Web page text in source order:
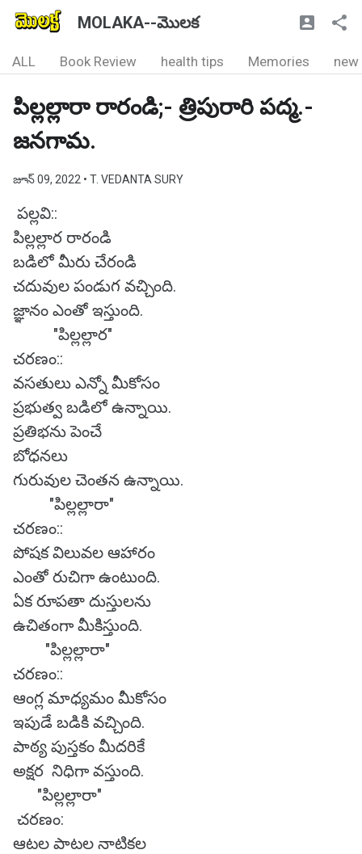
MOLAKA--మొలక
ALL Book Review health tips Memories new
పిల్లల్లారా రారండి;- త్రిపురారి పద్మ.-
జనగామ.
జూన్ 09, 2022 • T. VEDANTA SURY
పల్లవి::
పిల్లల్లార రారండి
బడిలో మీరు చేరండి
చదువుల పండుగ వచ్చింది.
జ్ఞానం ఎంతో ఇస్తుంది.
"పిల్లల్లార"
చరణం::
వసతులు ఎన్నో మీకోసం
ప్రభుత్వ బడిలో ఉన్నాయి.
ప్రతిభను పెంచే
బోధనలు
గురువుల చెంతన ఉన్నాయి.
"పిల్లల్లారా"
చరణం::
పోషక విలువల ఆహారం
ఎంతో రుచిగా ఉంటుంది.
ఏక రూపతా దుస్తులను
ఉచితంగా మీకిస్తుంది.
"పిల్లల్లారా"
చరణం::
ఆంగ్ల మాధ్యమం మీకోసం
ఇపుడే బడికి వచ్చింది.
పాఠ్య పుస్తకం మీదరికే
అక్షర నిధిగా వస్తుంది.
"పిల్లల్లారా"
చరణం:
ఆటల పాటల నాటికల